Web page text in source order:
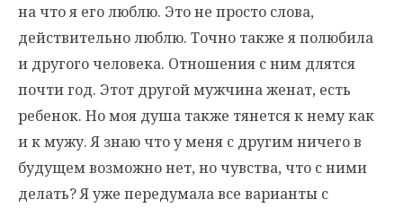
на что я его люблю. Это не просто слова,
действительно люблю. Точно также я полюбила
и другого человека. Отношения с ним длятся
почти год. Этот другой мужчина женат, есть
ребенок. Но моя душа также тянется к нему как
и к мужу. Я знаю что у меня с другим ничего в
будущем возможно нет, но чувства, что с ними
делать? Я уже передумала все варианты с